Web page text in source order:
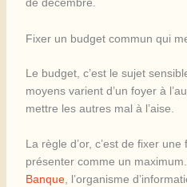
de décembre.
Fixer un budget commun qui
Le budget, c’est le sujet
moyens varient d’un foyer à
mettre les autres mal à l’aise.
La règle d’or, c’est de fixer
présenter comme un
Banque, l’organisme